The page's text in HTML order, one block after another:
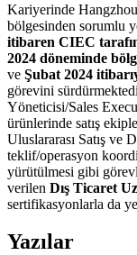
Kariyerinde
bölgesinden sorumlu
itibaren CIEC
2024 döneminde
ve Şubat 2024
görevini
Yöneticisi/Sales
ürünlerinde satış
Uluslararası Satış ve
teklif/operasyon
yürütülmesi gibi
verilen Dış Ticaret
sertifikasyonlarla da
Yazılar